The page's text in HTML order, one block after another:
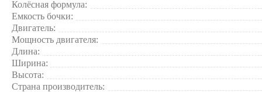
понятным
Быстрая окупаемость
Частного строительства – возведение коттеджей, дач,
Ремонтных работ – реконструкция зданий, заливка
Благоустройства территорий – создание дорожек,
Коммунального хозяйства – ремонт тротуаров, дворовых
Эта модель сочетает в себе доступную цену,
проедут крупные автобетоносмесители, а надежная
Колёсная формула:
Емкость бочки:
Двигатель:
Мощность двигателя:
Длина:
Ширина:
Высота:
Страна производитель: